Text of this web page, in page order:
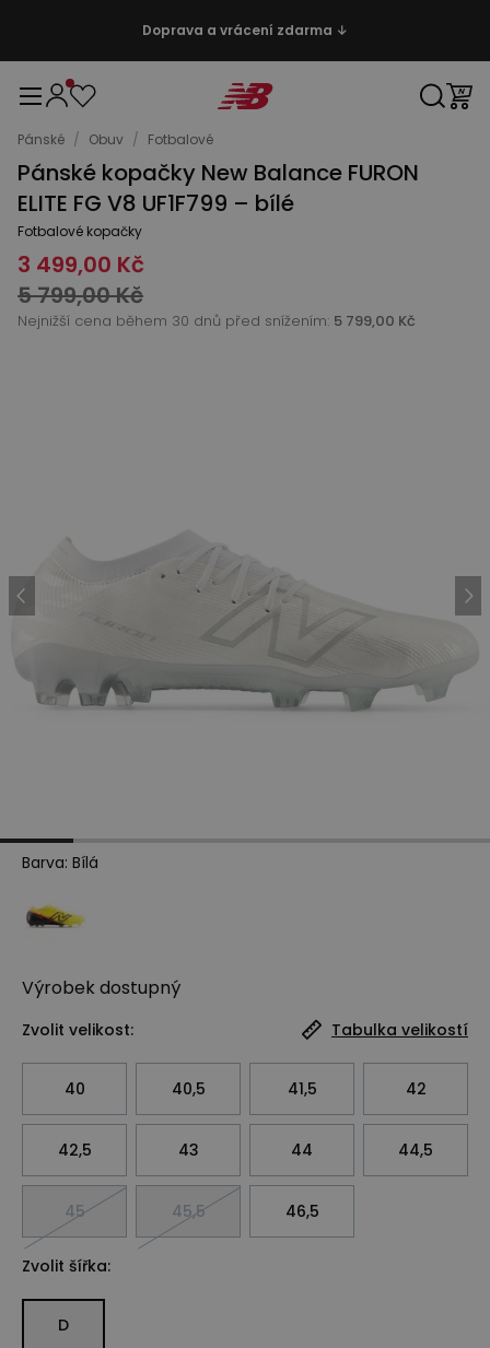
Doprava a vrácení zdarma ↓
Pánské / Obuv / Fotbalové
Pánské kopačky New Balance FURON
ELITE FG V8 UF1F799 – bílé
Fotbalové kopačky
3 499,00 Kč
5 799,00 Kč
Nejnižší cena během 30 dnů před snížením: 5 799,00 Kč
Barva: Bílá
Výrobek dostupný
Zvolit velikost: Tabulka velikostí
40 40,5 41,5 42
42,5 43 44 44,5
45 45,5 46,5
Zvolit šířka:
D